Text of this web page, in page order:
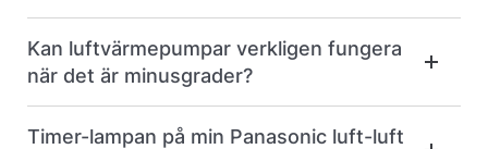
Kan luftvärmepumpar verkligen fungera
när det är minusgrader?
Timer-lampan på min Panasonic luft-luft